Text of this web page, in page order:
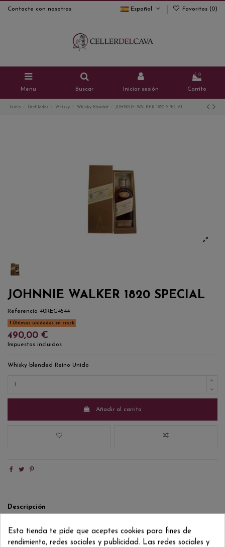
Contacte con nosotros Español Favoritos (0)
Menu Buscar Iniciar sesión
0
Carrito
Inicio Destilados Whisky Whisky Blended JOHNNIE WALKER 1820 SPECIAL
JOHNNIE WALKER 1820 SPECIAL
Referencia 40REG4544
Últimas unidades en stock
490,00 €
Impuestos incluidos
Whisky blended Reino Unido
Añadir al carrito
Descripción
Reviews (0)
Esta tienda te pide que aceptes cookies para fines de
rendimiento, redes sociales y publicidad. Las redes sociales y